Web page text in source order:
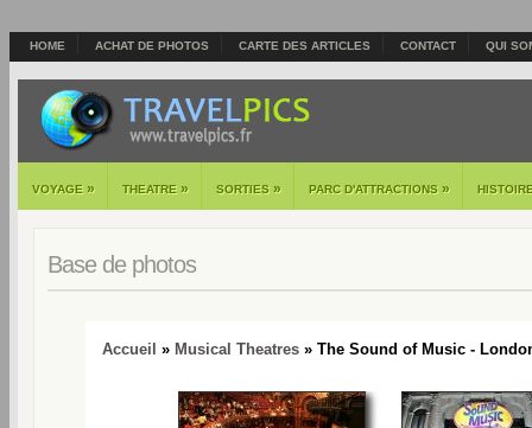
HOME ACHAT DE PHOTOS CARTE DES ARTICLES CONTACT QUI
VOYAGE » THEATRE » SORTIES » PARC D'ATTRACTIONS »
Base de photos
Accueil » Musical Theatres » The Sound of Music -